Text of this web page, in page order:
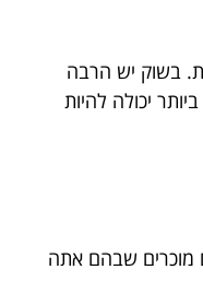
בשוק יש הרבה
יכולה להיות
מוכרים שבהם אתה